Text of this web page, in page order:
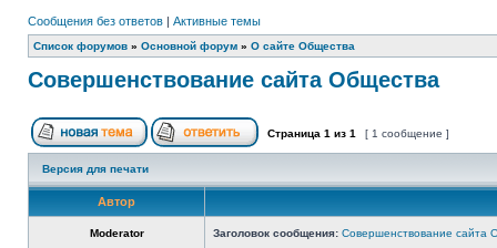
Сообщения без ответов | Активные темы
Список форумов » Основной форум » О сайте Общества
Совершенствование сайта Общества
Страница 1 из 1 [ 1 сообщение ]
Версия для печати
Автор
Moderator Заголовок сообщения: Совершенствование сайта